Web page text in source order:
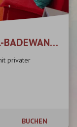
DOPPELZIMMER WHIRLPOOL-BADEWANNE
privater
BUCHEN